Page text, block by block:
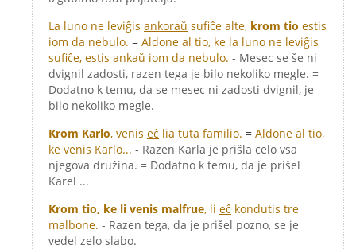
La luno ne leviĝis ankoraŭ sufiĉe alte, krom tio estis
iom da nebulo. = Aldone al tio, ke la luno ne leviĝis
sufiĉe, estis ankaŭ iom da nebulo. - Mesec se še ni
dvignil zadosti, razen tega je bilo nekoliko megle. =
Dodatno k temu, da se mesec ni zadosti dvignil, je
bilo nekoliko megle.
Krom Karlo, venis eĉ lia tuta familio. = Aldone al tio,
ke venis Karlo... - Razen Karla je prišla celo vsa
njegova družina. = Dodatno k temu, da je prišel
Karel ...
Krom tio, ke li venis malfrue, li eĉ kondutis tre
malbone. - Razen tega, da je prišel pozno, se je
vedel zelo slabo.